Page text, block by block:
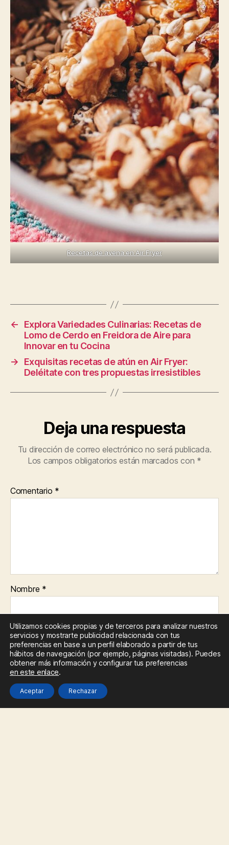
Recetas de avena en Air Fryer
←
Explora Variedades Culinarias: Recetas de
Lomo de Cerdo en Freidora de Aire para
Innovar en tu Cocina
→
Exquisitas recetas de atún en Air Fryer:
Deléitate con tres propuestas irresistibles
Deja una respuesta
Tu dirección de correo electrónico no será publicada.
Los campos obligatorios están marcados con *
Comentario *
Nombre *
Correo electrónico*
Web
Utilizamos cookies propias y de terceros para analizar nuestros
servicios y mostrarte publicidad relacionada con tus
preferencias en base a un perfil elaborado a partir de tus
hábitos de navegación (por ejemplo, páginas visitadas). Puedes
obtener más información y configurar tus preferencias
en este enlace.
Aceptar Rechazar